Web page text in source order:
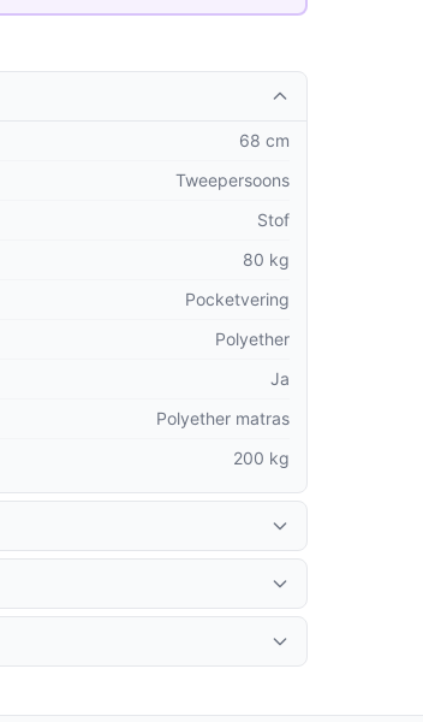
68 cm
Tweepersoons
Stof
80 kg
Pocketvering
Polyether
Ja
Polyether matras
200 kg